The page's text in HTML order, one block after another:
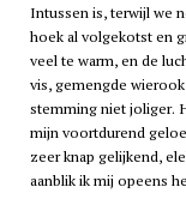
Intussen is, terwijl we
hoek al volgekotst en
veel te warm, en de
vis, gemengde
stemming niet joliger.
mijn voortdurend
zeer knap gelijkend,
aanblik ik mij opeens